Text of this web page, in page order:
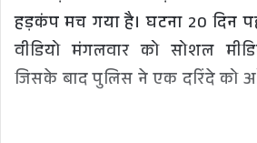
हड़कंप मच गया है। घटना 20 दिन
वीडियो मंगलवार को सोशल
जिसके बाद पुलिस ने एक दरिंदे को